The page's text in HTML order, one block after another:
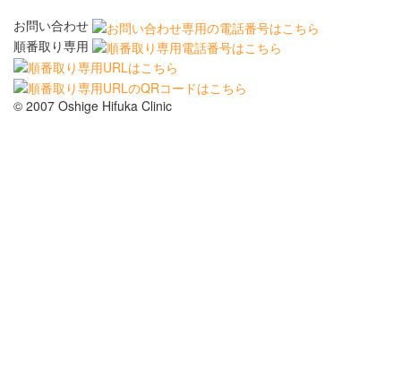
お問い合わせ
順番取り専用
© 2007 Oshige Hifuka Clinic